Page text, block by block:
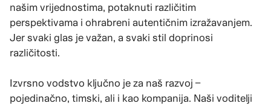
našim vrijednostima, potaknuti različitim
perspektivama i ohrabreni autentičnim izražavanjem.
Jer svaki glas je važan, a svaki stil doprinosi
različitosti.
Izvrsno vodstvo ključno je za naš razvoj –
pojedinačno, timski, ali i kao kompanija. Naši voditelji